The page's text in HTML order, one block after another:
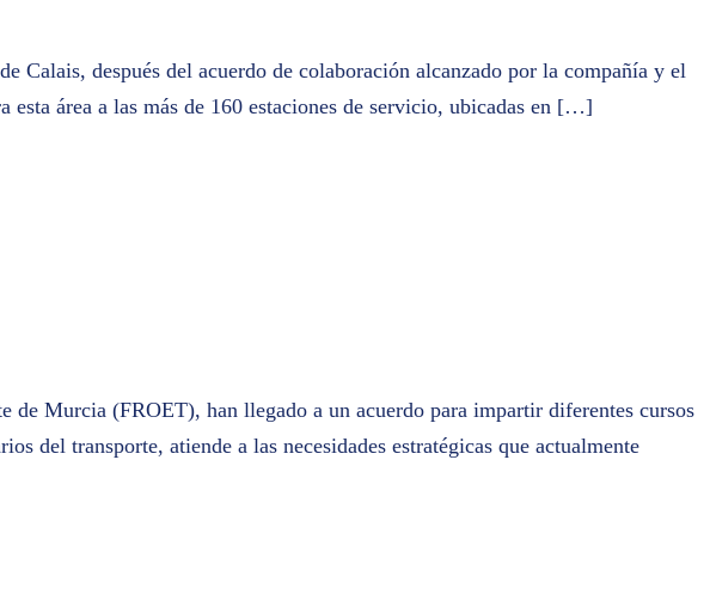
Calais, después del acuerdo de colaboración alcanzado por la compañía y el
área a las más de 160 estaciones de servicio, ubicadas en […]
de Murcia (FROET), han llegado a un acuerdo para impartir diferentes cursos
del transporte, atiende a las necesidades estratégicas que actualmente